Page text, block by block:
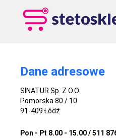
Dane adresowe
SINATUR Sp. Z O.O.
Pomorska 80 / 10
91-409 Łódź
Pon - Pt 8.00 - 15.00 / 511